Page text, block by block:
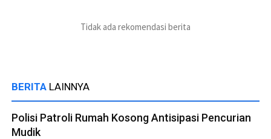
Tidak ada rekomendasi berita
BERITA LAINNYA
Polisi Patroli Rumah Kosong Antisipasi Pencurian
Mudik